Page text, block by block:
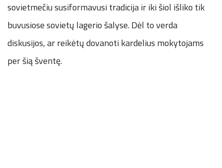
sovietmečiu susiformavusi tradicija ir iki šiol išliko tik
buvusiose sovietų lagerio šalyse. Dėl to verda
diskusijos, ar reikėtų dovanoti kardelius mokytojams
per šią šventę.